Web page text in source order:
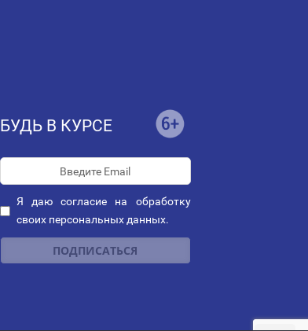
БУДЬ В КУРСЕ
Я даюсогласие на обработку
своих персональных данных.